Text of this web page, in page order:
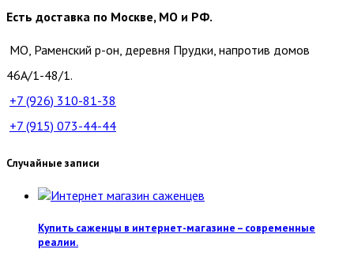
Есть доставка по Москве, МО и РФ.
МО, Раменский р-он, деревня Прудки, напротив домов
46А/1-48/1.
+7 (926) 310-81-38
+7 (915) 073-44-44
Случайные записи
Купить саженцы в интернет-магазине – современные
реалии.